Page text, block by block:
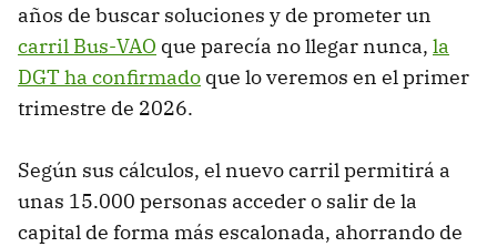
años de buscar soluciones y de prometer un
carril Bus-VAO que parecía no llegar nunca, la
DGT ha confirmado que lo veremos en el primer
trimestre de 2026.
Según sus cálculos, el nuevo carril permitirá a
unas 15.000 personas acceder o salir de la
capital de forma más escalonada, ahorrando de